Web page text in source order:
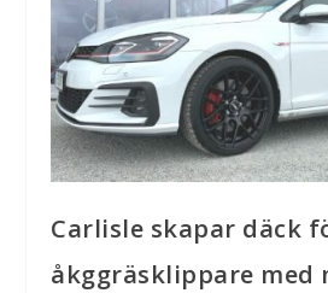
Carlisle skapar däck
åkggräsklippare med